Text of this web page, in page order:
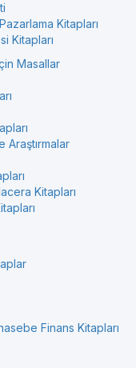
Kitapları
Kitapları
Masallar
Araştırmalar
Kitapları
Finans Kitapları